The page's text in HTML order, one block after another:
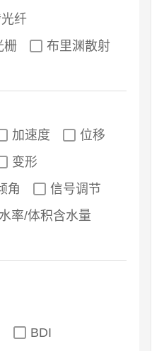
纤
栅
布里渊散射
加速度
位移
变形
角
信号调节
率/体积含水量
BDI